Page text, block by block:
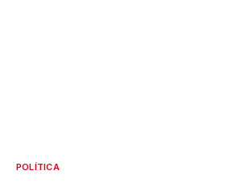
POLÍTICA